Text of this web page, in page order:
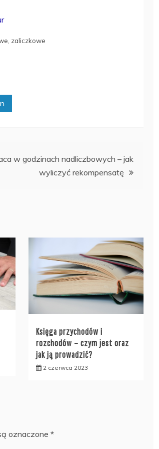
zaliczkowe
w godzinach nadliczbowych – jak
wyliczyć rekompensatę
Księga przychodów i
rozchodów – czym jest oraz
jak ją prowadzić?
2 czerwca 2023
oznaczone *